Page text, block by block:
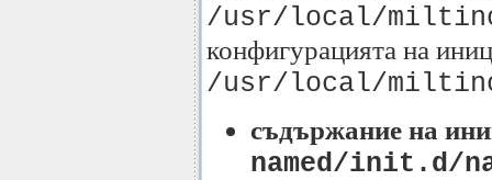
/usr/local/
конфигурацията на
/usr/local/
съдържание на
named/init.d/